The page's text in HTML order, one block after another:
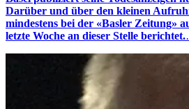
Darüber und über den kleinen
mindestens bei der «Basler Zeitung»
letzte Woche an dieser Stelle berichtet.